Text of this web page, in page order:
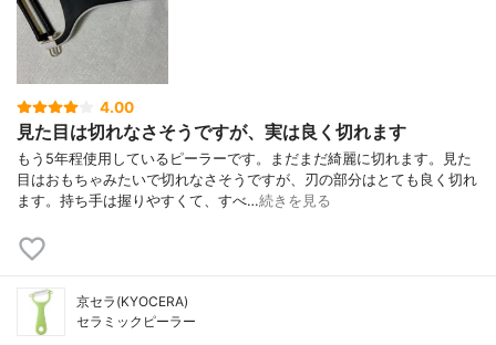
4.00
見た目は切れなさそうですが、実は良く切れます
もう5年程使用しているピーラーです。まだまだ綺麗に切れます。見た
目はおもちゃみたいで切れなさそうですが、刃の部分はとても良く切れ
ます。持ち手は握りやすくて、すべ…続きを見る
京セラ(KYOCERA)
セラミックピーラー